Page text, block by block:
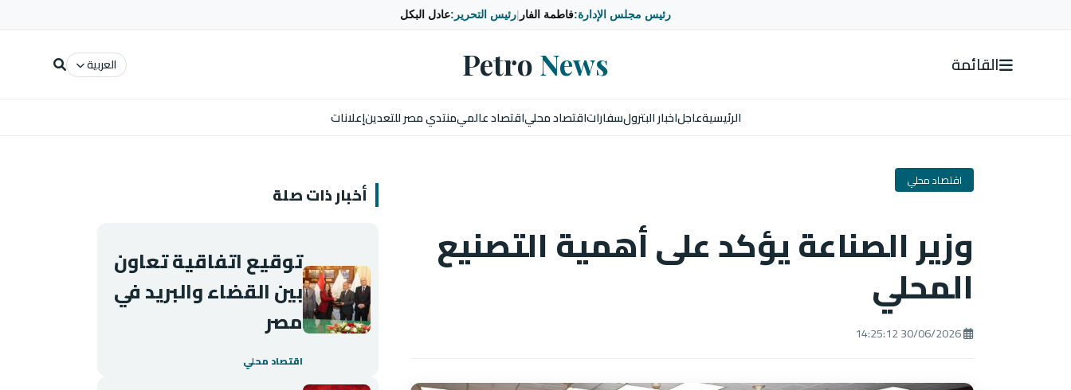
رئيس مجلس الإدارة:فاطمة الفار رئيس التحرير:عادل البكل
القائمة Petro News العربية
الرئيسيةعاجلاخبار البترولسفاراتاقتصاد محلياقتصاد عالميمنتدي مصر للتعدينإعلانات
اقتصاد محلي
وزير الصناعة يؤكد على أهمية التصنيع
المحلي
أخبار ذات صلة
توقيع اتفاقية تعاون
بين القضاء والبريد في
مصر
اقتصاد محلي